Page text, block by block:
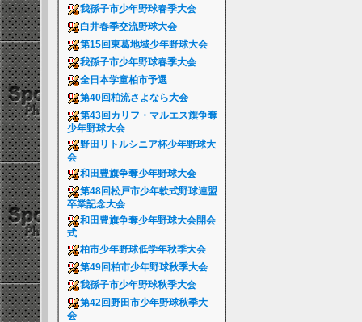
我孫子市少年野球春季大会
白井春季交流野球大会
第15回東葛地域少年野球大会
我孫子市少年野球春季大会
全日本学童柏市予選
第40回柏流さよなら大会
第43回カリフ・マルエス旗争奪
少年野球大会
野田リトルシニア杯少年野球大
会
和田豊旗争奪少年野球大会
第48回松戸市少年軟式野球連盟
卒業記念大会
和田豊旗争奪少年野球大会開会
式
柏市少年野球低学年秋季大会
第49回柏市少年野球秋季大会
我孫子市少年野球秋季大会
第42回野田市少年野球秋季大
会